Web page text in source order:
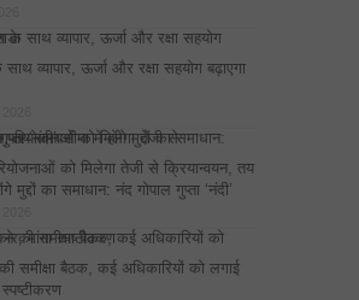
व्यापार, ऊर्जा और रक्षा सहयोग बढ़ाएगा
को मिलेगा तेजी से क्रियान्वयन, तय
मुद्दों का समाधान: नंद गोपाल गुप्ता ‘नंदी’
समीक्षा बैठक, कई अधिकारियों को लगाई